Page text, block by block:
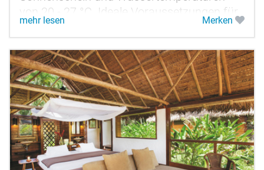
von 20 - 27 °C. Ideale Voraussetzungen für
erholsame Tage nach einer Rundreise.
mehr lesen Merken